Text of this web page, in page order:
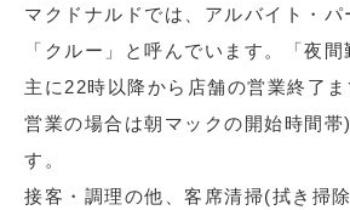
マクドナルドでは、アルバイト・パ
「クルー」と呼んでいます。「夜間
主に22時以降から店舗の営業終了
営業の場合は朝マックの開始時間帯
す。
接客・調理の他、客席清掃(拭き掃